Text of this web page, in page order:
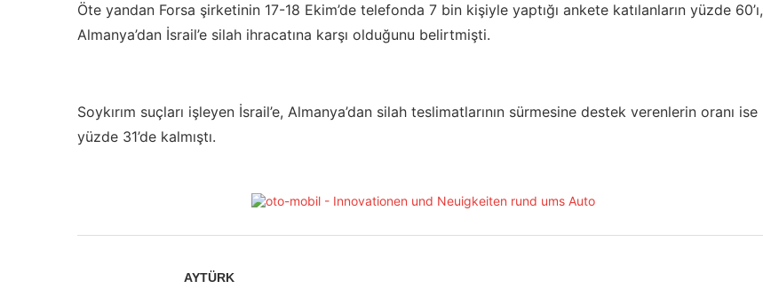
Öte yandan Forsa şirketinin 17-18 Ekim’de telefonda 7 bin kişiyle yaptığı ankete katılanların yüzde 60’ı,
Almanya’dan İsrail’e silah ihracatına karşı olduğunu belirtmişti.
Soykırım suçları işleyen İsrail’e, Almanya’dan silah teslimatlarının sürmesine destek verenlerin oranı ise
yüzde 31’de kalmıştı.​​​​​​​
AYTÜRK